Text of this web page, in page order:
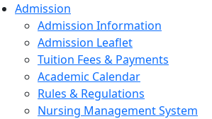
Admission
Admission Information
Admission Leaflet
Tuition Fees & Payments
Academic Calendar
Rules & Regulations
Nursing Management System